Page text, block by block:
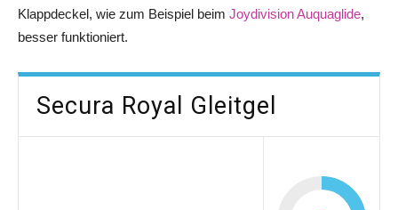
Klappdeckel, wie zum Beispiel beim Joydivision Auquaglide,
besser funktioniert.
Secura Royal Gleitgel